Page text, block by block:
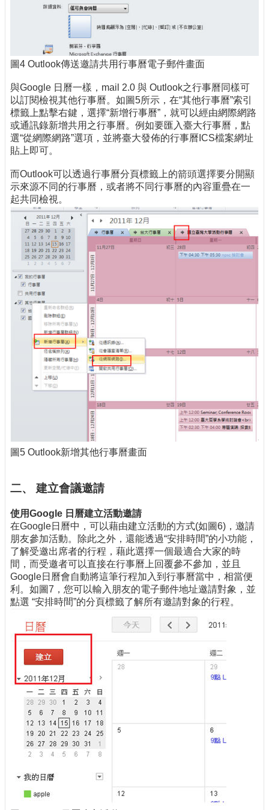
圖4 Outlook傳送邀請共用行事曆電子郵件畫面
與Google 日曆一樣，mail 2.0 與 Outlook之行事曆同樣可
以訂閱檢視其他行事曆。如圖5所示，在“其他行事曆”索引
標籤上點擊右鍵，選擇“新增行事曆”，就可以經由網際網路
或通訊錄新增共用之行事曆。例如要匯入臺大行事曆，點
選“從網際網路”選項，並將臺大發佈的行事曆ICS檔案網址
貼上即可。
而Outlook可以透過行事曆分頁標籤上的箭頭選擇要分開顯
示來源不同的行事曆，或者將不同行事曆的內容重疊在一
起共同檢視。
圖5 Outlook新增其他行事曆畫面
二、 建立會議邀請
使用Google 日曆建立活動邀請
在Google日曆中，可以藉由建立活動的方式(如圖6)，邀請
朋友參加活動。除此之外，還能透過“安排時間”的小功能，
了解受邀出席者的行程，藉此選擇一個最適合大家的時
間，而受邀者可以直接在行事曆上回覆參不參加，並且
Google日曆會自動將這筆行程加入到行事曆當中，相當便
利。如圖7，您可以輸入朋友的電子郵件地址邀請對象，並
點選 “安排時間”的分頁標籤了解所有邀請對象的行程。